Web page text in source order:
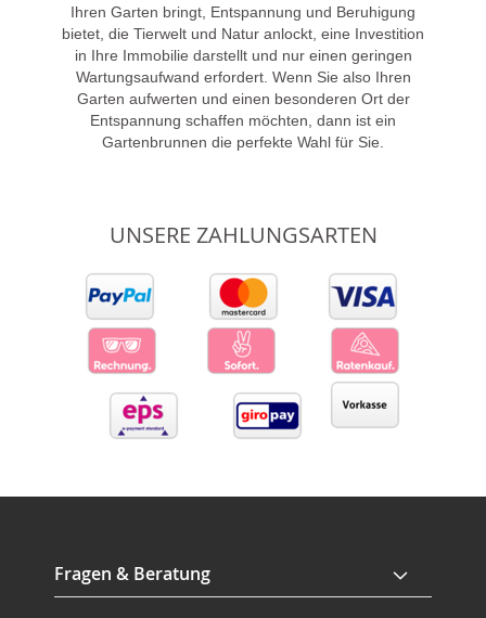
Ihren Garten bringt, Entspannung und Beruhigung
bietet, die Tierwelt und Natur anlockt, eine Investition
in Ihre Immobilie darstellt und nur einen geringen
Wartungsaufwand erfordert. Wenn Sie also Ihren
Garten aufwerten und einen besonderen Ort der
Entspannung schaffen möchten, dann ist ein
Gartenbrunnen die perfekte Wahl für Sie.
UNSERE ZAHLUNGSARTEN
Fragen & Beratung